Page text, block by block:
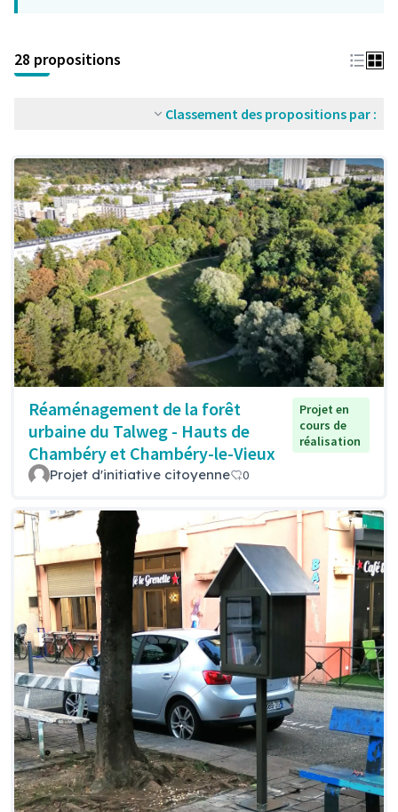
28 propositions
Classement des propositions par :
Réaménagement de la forêt
urbaine du Talweg - Hauts de
Chambéry et Chambéry-le-Vieux
Projet en
cours de
réalisation
Projet d'initiative citoyenne 0